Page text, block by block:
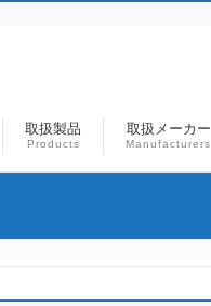
取扱製品
Products
取扱メーカー
Manufacturers